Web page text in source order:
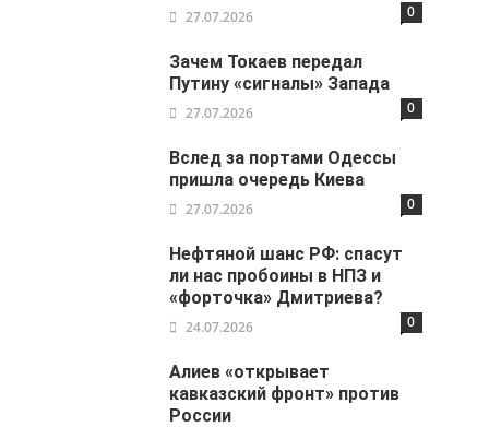
27.07.2026 0
Зачем Токаев передал
Путину «сигналы» Запада
27.07.2026 0
Вслед за портами Одессы
пришла очередь Киева
27.07.2026 0
Нефтяной шанс РФ: спасут
ли нас пробоины в НПЗ и
«форточка» Дмитриева?
24.07.2026 0
Алиев «открывает
кавказский фронт» против
России